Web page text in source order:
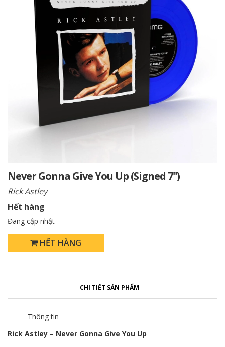
Never Gonna Give You Up (Signed 7")
Rick Astley
Hết hàng
Đang cập nhật
HẾT HÀNG
CHI TIẾT SẢN PHẨM
Thông tin
Rick Astley – Never Gonna Give You Up